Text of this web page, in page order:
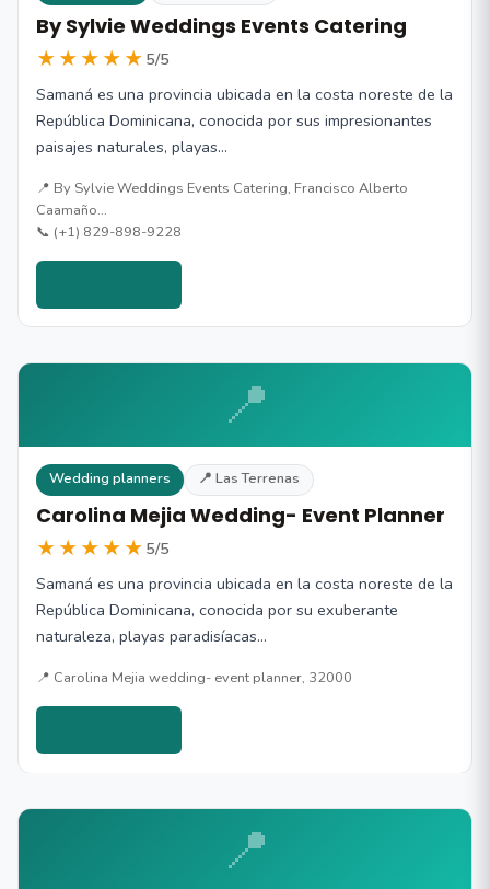
By Sylvie Weddings Events Catering
★★★★★ 5/5
Samaná es una provincia ubicada en la costa noreste de la
República Dominicana, conocida por sus impresionantes
paisajes naturales, playas…
📍 By Sylvie Weddings Events Catering, Francisco Alberto
Caamaño…
📞 (+1) 829-898-9228
📍
Wedding planners 📍 Las Terrenas
Carolina Mejia Wedding- Event Planner
★★★★★ 5/5
Samaná es una provincia ubicada en la costa noreste de la
República Dominicana, conocida por su exuberante
naturaleza, playas paradisíacas…
📍 Carolina Mejia wedding- event planner, 32000
📍